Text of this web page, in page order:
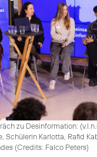
zu Desinformation:
Schülerin Karlotta, Rafid
(Credits: Falco Peters)